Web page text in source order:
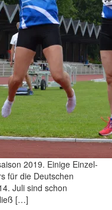
2019. Einige Einzel-
für die Deutschen
Juli sind schon
[…]